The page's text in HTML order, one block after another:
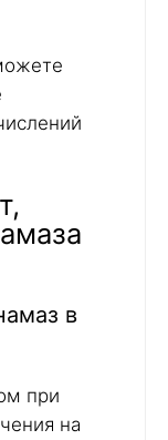
в
при
на